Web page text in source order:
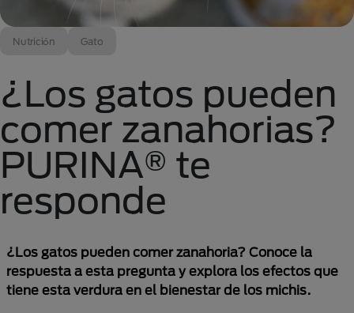
Nutrición Gato
¿Los gatos pueden
comer zanahorias?
PURINA® te
responde
¿Los gatos pueden comer zanahoria? Conoce la
respuesta a esta pregunta y explora los efectos que
tiene esta verdura en el bienestar de los michis.